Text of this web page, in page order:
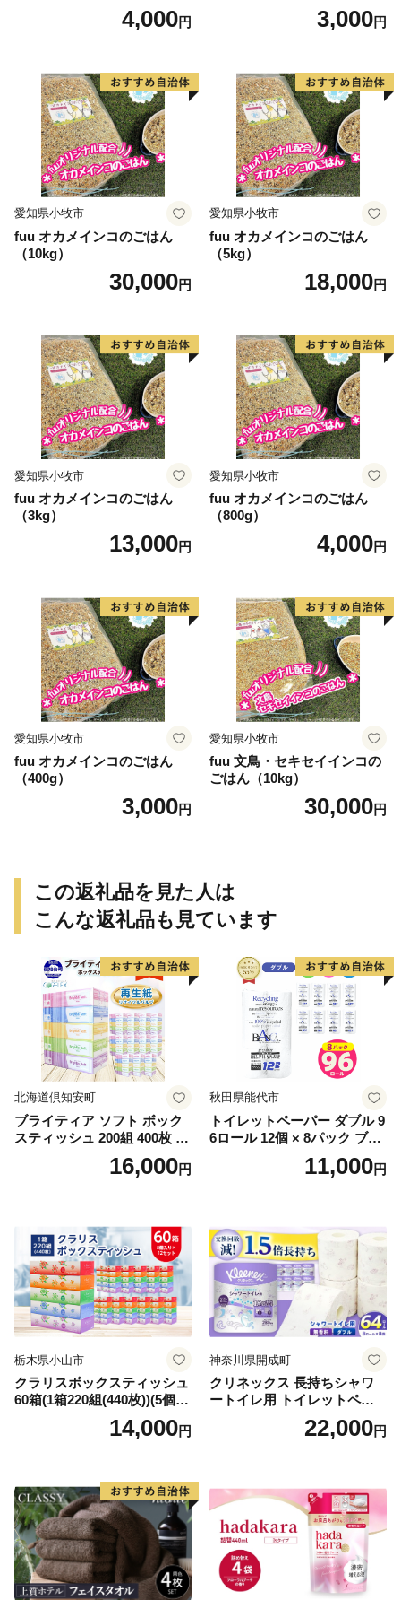
4,000円 3,000円
愛知県小牧市
fuu オカメインコのごはん
（10kg）
30,000円
愛知県小牧市
fuu オカメインコのごはん
（5kg）
18,000円
愛知県小牧市
fuu オカメインコのごはん
（3kg）
13,000円
愛知県小牧市
fuu オカメインコのごはん
（800g）
4,000円
愛知県小牧市
fuu オカメインコのごはん
（400g）
3,000円
愛知県小牧市
fuu 文鳥・セキセイインコの
ごはん（10kg）
30,000円
この返礼品を見た人は
こんな返礼品も見ています
北海道倶知安町
ブライティア ソフト ボック
スティッシュ 200組 400枚 60
箱 日本製 まとめ買い ティッ
シュ リサイクル 長持 防災 常
倶知安町 日用品
16,000円
秋田県能代市
トイレットペーパー ダブル 9
6ロール 12個 × 8パック ブラ
ンカ 再生紙 100％ 芯あり 日
用品 消耗品 無香料 生活用品
11,000円
栃木県小山市
クラリスボックスティッシュ
60箱(1箱220組(440枚))(5個入
り×12セット)【1256759】
14,000円
神奈川県開成町
クリネックス 長持ちシャワ
ートイレ用 トイレットペー
パー（ダブル）64ロール(8ロ
ール×8パック) 開成町 トイレ
蓄 防災 エコ 消耗品 生活雑貨
生活用品 無香料 トイレット
ペーパー ダブル といれっと
ぺーぱー トイレ クレシア ト
イレットペーパー [BDBH002
-1]
22,000円